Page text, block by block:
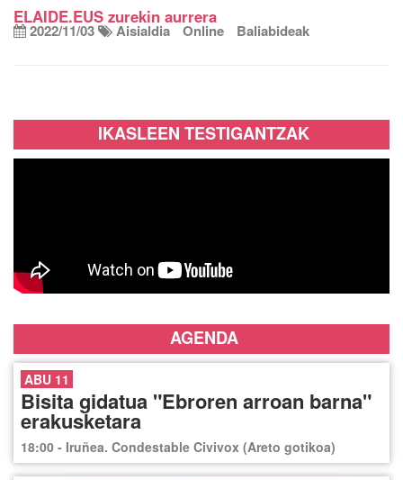
ELAIDE.EUS zurekin aurrera
2022/11/03 Aisialdia Online Baliabideak
IKASLEEN TESTIGANTZAK
AGENDA
ABU 11
Bisita gidatua "Ebroren arroan barna"
erakusketara
18:00 - Iruñea. Condestable Civivox (Areto gotikoa)